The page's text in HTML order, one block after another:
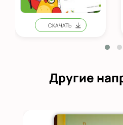
Другие